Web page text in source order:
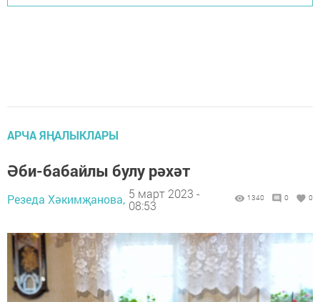
АРЧА ЯҢАЛЫКЛАРЫ
Әби-бабайлы булу рәхәт
Резеда Хәкимҗанова, 5 март 2023 -
08:53
1340 0 0